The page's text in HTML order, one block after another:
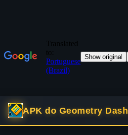
APK do Geometry Dash